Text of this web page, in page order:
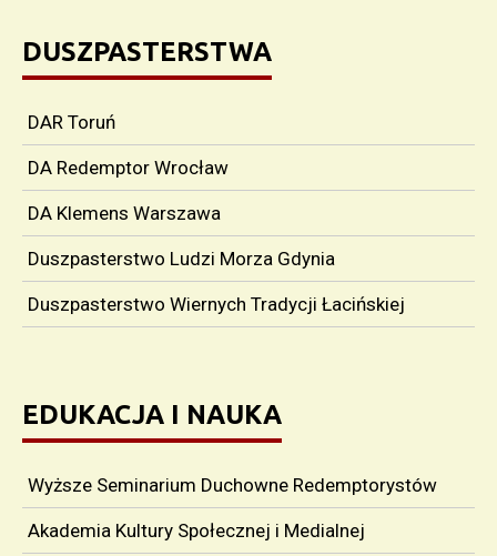
DUSZPASTERSTWA
DAR Toruń
DA Redemptor Wrocław
DA Klemens Warszawa
Duszpasterstwo Ludzi Morza Gdynia
Duszpasterstwo Wiernych Tradycji Łacińskiej
EDUKACJA I NAUKA
Wyższe Seminarium Duchowne Redemptorystów
Akademia Kultury Społecznej i Medialnej